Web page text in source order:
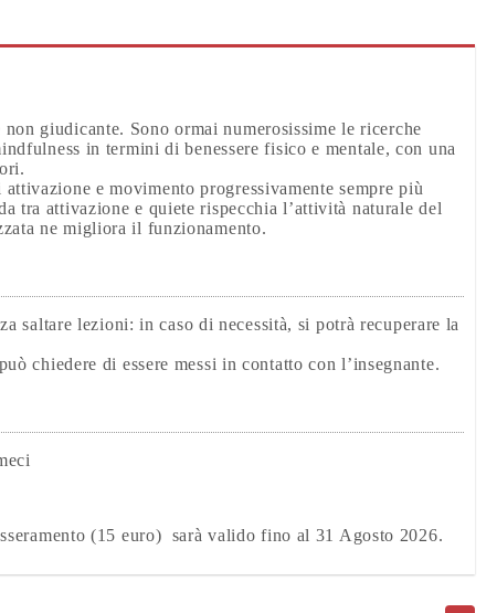
giudicante. Sono ormai numerosissime le ricerche
in termini di benessere fisico e mentale, con una
e movimento progressivamente sempre più
tra attivazione e quiete rispecchia l’attività naturale del
ne migliora il funzionamento.
saltare lezioni: in caso di necessità, si potrà recuperare la
chiedere di essere messi in contatto con l’insegnante.
(15 euro) sarà valido fino al 31 Agosto 2026.